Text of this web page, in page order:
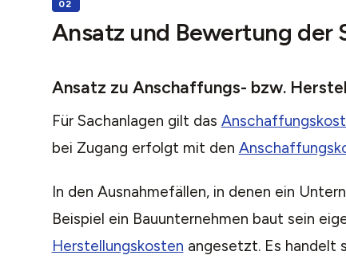
Ansatz und Bewertung der
Ansatz zu Anschaffungs- bzw.
Für Sachanlagen gilt das
bei Zugang erfolgt mit den
In den Ausnahmefällen, in denen ein
Beispiel ein Bauunternehmen baut sein
Herstellungskosten angesetzt. Es handelt